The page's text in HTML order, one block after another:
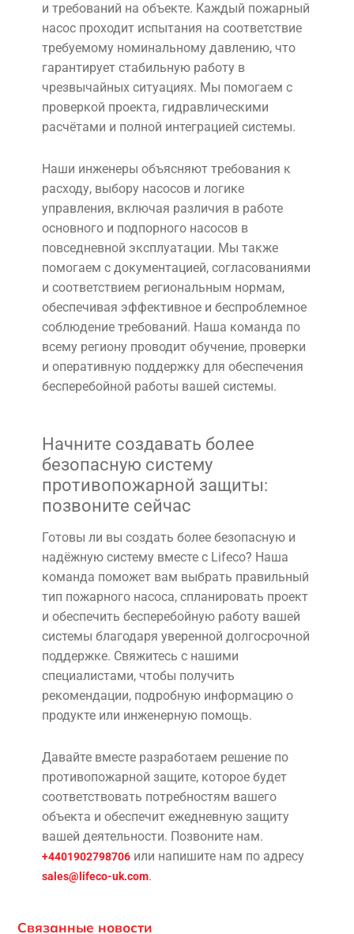
и требований на объекте. Каждый пожарный
насос проходит испытания на соответствие
требуемому номинальному давлению, что
гарантирует стабильную работу в
чрезвычайных ситуациях. Мы помогаем с
проверкой проекта, гидравлическими
расчётами и полной интеграцией системы.
Наши инженеры объясняют требования к
расходу, выбору насосов и логике
управления, включая различия в работе
основного и подпорного насосов в
повседневной эксплуатации. Мы также
помогаем с документацией, согласованиями
и соответствием региональным нормам,
обеспечивая эффективное и беспроблемное
соблюдение требований. Наша команда по
всему региону проводит обучение, проверки
и оперативную поддержку для обеспечения
бесперебойной работы вашей системы.
Начните создавать более
безопасную систему
противопожарной защиты:
позвоните сейчас
Готовы ли вы создать более безопасную и
надёжную систему вместе с Lifeco? Наша
команда поможет вам выбрать правильный
тип пожарного насоса, спланировать проект
и обеспечить бесперебойную работу вашей
системы благодаря уверенной долгосрочной
поддержке. Свяжитесь с нашими
специалистами, чтобы получить
рекомендации, подробную информацию о
продукте или инженерную помощь.
Давайте вместе разработаем решение по
противопожарной защите, которое будет
соответствовать потребностям вашего
объекта и обеспечит ежедневную защиту
вашей деятельности. Позвоните нам.
+4401902798706или напишите нам по адресу
sales@lifeco-uk.com.
Связанные новости